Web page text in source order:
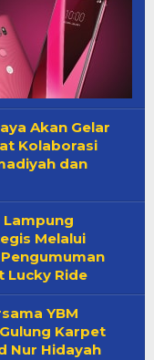
Akan Gelar
Kolaborasi
dan
Lampung
Melalui
Lucky Ride
YBM
Karpet
Nur Hidayah